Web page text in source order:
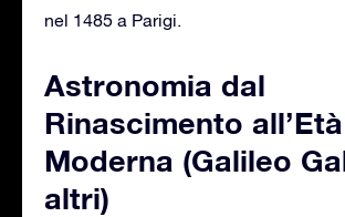
nel 1485 a Parigi.
Astronomia dal
Rinascimento all’Età
Moderna (Galileo
altri)